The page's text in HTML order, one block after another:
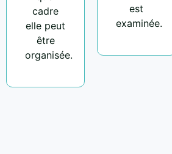
cadre
elle peut
être
organisée.
est
examinée.